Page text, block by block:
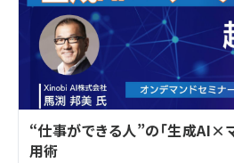
“仕事ができる人”の「生成AI×
用術